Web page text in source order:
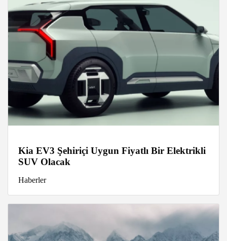
Kia EV3 Şehiriçi Uygun Fiyatlı Bir Elektrikli
SUV Olacak
Haberler